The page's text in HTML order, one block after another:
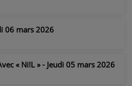
06 mars 2026
« Ni!L » - Jeudi 05 mars 2026